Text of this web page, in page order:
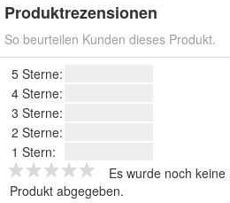
Produktrezensionen
So beurteilen Kunden dieses Produkt.
5 Sterne:
4 Sterne:
3 Sterne:
2 Sterne:
1 Stern:
Es wurde noch
Produkt abgegeben.